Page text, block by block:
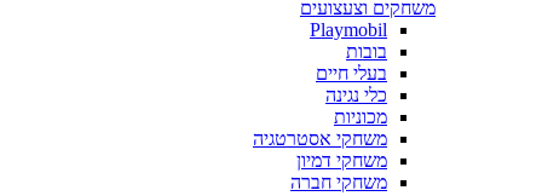
משחקים וצעצועים
Playmobil
בובות
בעלי חיים
כלי נגינה
מכוניות
משחקי אסטרטגיה
משחקי דמיון
משחקי חברה